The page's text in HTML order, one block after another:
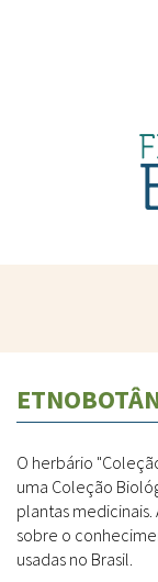
O herbário
uma Coleção
plantas
sobre o
usadas no Brasil.